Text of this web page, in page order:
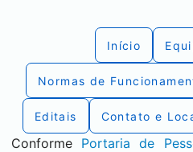
Início
Normas de
Editais Contato e
Conforme Portaria de